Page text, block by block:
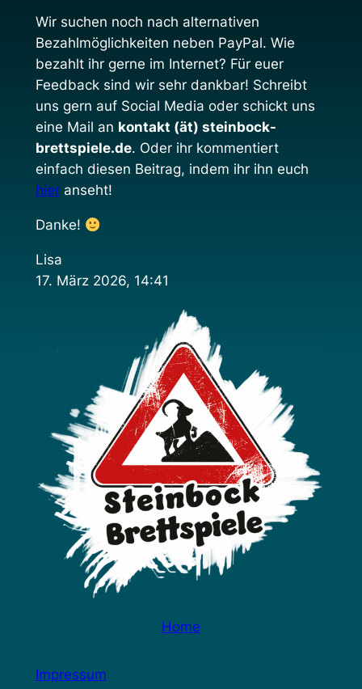
Wir suchen noch nach alternativen
Bezahlmöglichkeiten neben PayPal. Wie
bezahlt ihr gerne im Internet? Für euer
Feedback sind wir sehr dankbar! Schreibt
uns gern auf Social Media oder schickt uns
eine Mail an kontakt (ät) steinbock-
brettspiele.de. Oder ihr kommentiert
einfach diesen Beitrag, indem ihr ihn euch
hieranseht!
Danke!
Lisa
17. März 2026, 14:41
Home
Impressum